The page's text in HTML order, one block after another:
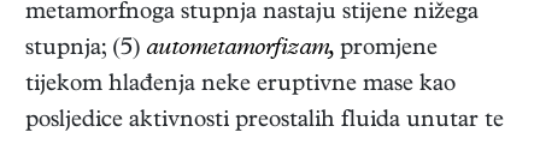
metamorfnoga stupnja nastaju stijene nižega
stupnja; (5) autometamorfizam, promjene
tijekom hlađenja neke eruptivne mase kao
posljedice aktivnosti preostalih fluida unutar te